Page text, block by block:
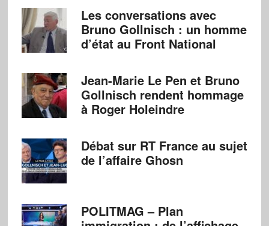
Les conversations avec
Bruno Gollnisch : un homme
d’état au Front National
Jean-Marie Le Pen et Bruno
Gollnisch rendent hommage
à Roger Holeindre
Débat sur RT France au sujet
de l’affaire Ghosn
POLITMAG – Plan